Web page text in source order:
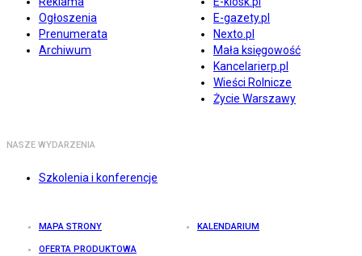
Ogłoszenia
Prenumerata
Archiwum
E-gazety.pl
Nexto.pl
Mała księgowość
Kancelarierp.pl
Wieści Rolnicze
Życie Warszawy
NASZE WYDARZENIA
Szkolenia i konferencje
MAPA STRONY KALENDARIUM
OFERTA PRODUKTOWA